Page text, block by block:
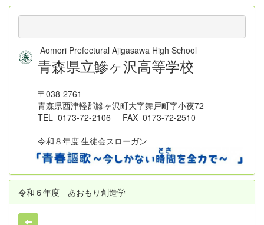
Aomori Prefectural Ajigasawa High School
青森県立鰺ヶ沢高等学校
〒038-2761
青森県西津軽郡鰺ヶ沢町大字舞戸町字小夜72
TEL 0173-72-2106 FAX 0173-72-2510
令和８年度 生徒会スローガン
令和６年度 あおもり創造学